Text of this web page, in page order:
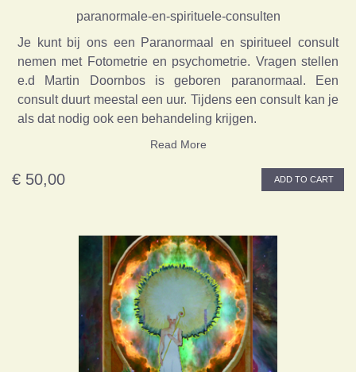
paranormale-en-spirituele-consulten
Je kunt bij ons een Paranormaal en spiritueel consult
nemen met Fotometrie en psychometrie. Vragen stellen
e.d Martin Doornbos is geboren paranormaal. Een
consult duurt meestal een uur. Tijdens een consult kan je
als dat nodig ook een behandeling krijgen.
Read More
€ 50,00 ADD TO CART